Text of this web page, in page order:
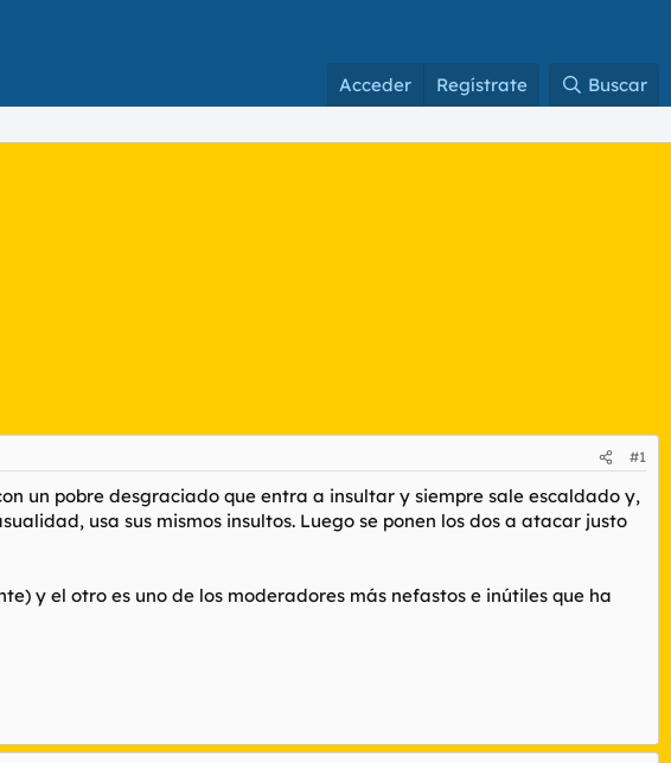
Acceder Regístrate Buscar
#1
un pobre desgraciado que entra a insultar y siempre sale escaldado y,
usa sus mismos insultos. Luego se ponen los dos a atacar justo
y el otro es uno de los moderadores más nefastos e inútiles que ha